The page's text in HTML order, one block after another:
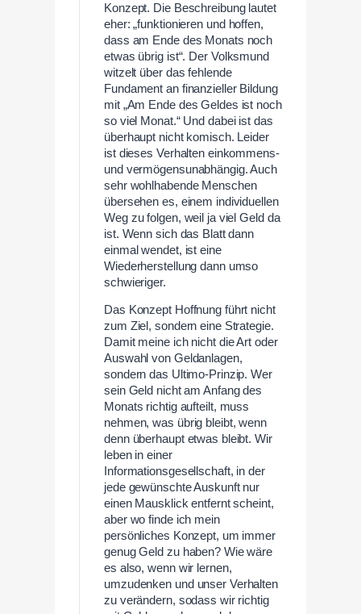
Konzept. Die Beschreibung lautet
eher: „funktionieren und hoffen,
dass am Ende des Monats noch
etwas übrig ist“. Der Volksmund
witzelt über das fehlende
Fundament an finanzieller Bildung
mit „Am Ende des Geldes ist noch
so viel Monat.“ Und dabei ist das
überhaupt nicht komisch. Leider
ist dieses Verhalten einkommens-
und vermögensunabhängig. Auch
sehr wohlhabende Menschen
übersehen es, einem individuellen
Weg zu folgen, weil ja viel Geld da
ist. Wenn sich das Blatt dann
einmal wendet, ist eine
Wiederherstellung dann umso
schwieriger.
Das Konzept Hoffnung führt nicht
zum Ziel, sondern eine Strategie.
Damit meine ich nicht die Art oder
Auswahl von Geldanlagen,
sondern das Ultimo-Prinzip. Wer
sein Geld nicht am Anfang des
Monats richtig aufteilt, muss
nehmen, was übrig bleibt, wenn
denn überhaupt etwas bleibt. Wir
leben in einer
Informationsgesellschaft, in der
jede gewünschte Auskunft nur
einen Mausklick entfernt scheint,
aber wo finde ich mein
persönliches Konzept, um immer
genug Geld zu haben? Wie wäre
es also, wenn wir lernen,
umzudenken und unser Verhalten
zu verändern, sodass wir richtig